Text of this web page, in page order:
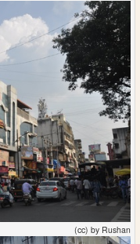
(cc) by Rushan